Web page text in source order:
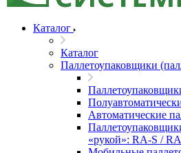
Каталог
Каталог
Паллетоупаковщики
Автоматические
«рукой»: RA-S /